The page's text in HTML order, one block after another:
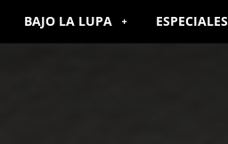
BAJO LA LUPA ESPECIALES